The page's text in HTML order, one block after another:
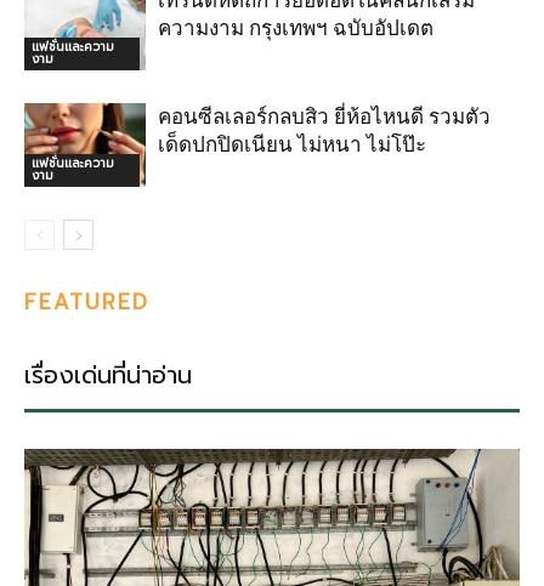
แฟชั่นและความ
งาม
ความงาม กรุงเทพฯ ฉบับอัปเดต
แฟชั่นและความ
งาม
คอนซีลเลอร์กลบสิว ยี่ห้อไหนดี รวมตัว
เด็ดปกปิดเนียน ไม่หนา ไม่โป๊ะ
FEATURED
เรื่องเด่นที่น่าอ่าน